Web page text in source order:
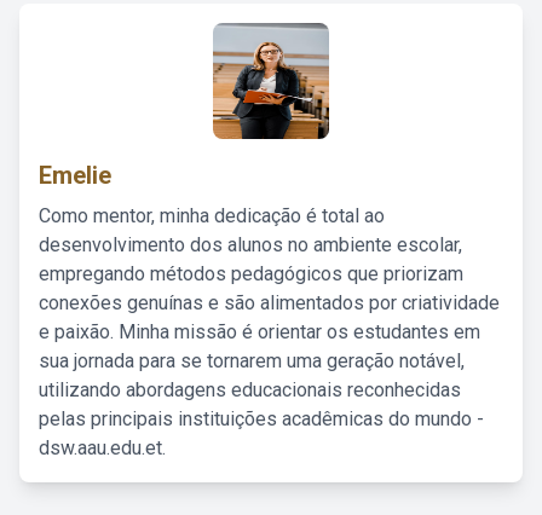
Emelie
Como mentor, minha dedicação é total ao
desenvolvimento dos alunos no ambiente escolar,
empregando métodos pedagógicos que priorizam
conexões genuínas e são alimentados por criatividade
e paixão. Minha missão é orientar os estudantes em
sua jornada para se tornarem uma geração notável,
utilizando abordagens educacionais reconhecidas
pelas principais instituições acadêmicas do mundo -
dsw.aau.edu.et.